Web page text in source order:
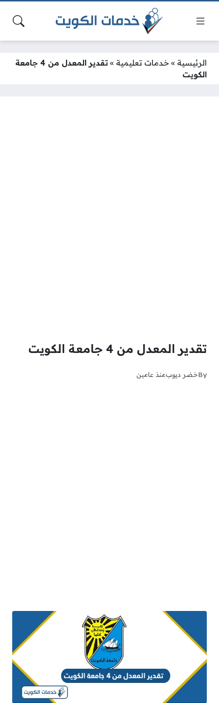
الرئيسية » خدمات تعليمية »
تقدير المعدل من 4 جامعة
الكويت
تقدير المعدل من 4 جامعة الكويت
Byخضر ديوبمنذ عامين